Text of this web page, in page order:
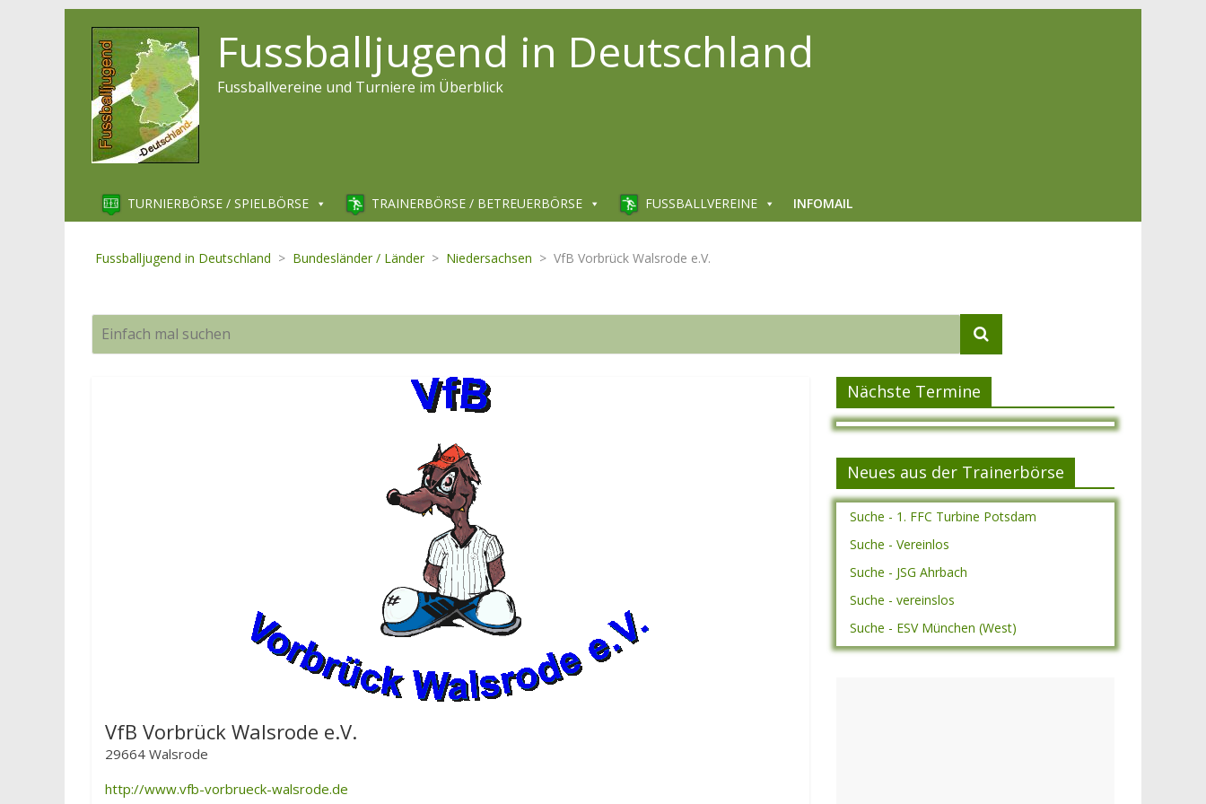
Fussballjugend in Deutschland
Fussballvereine und Turniere im Überblick
TURNIERBÖRSE / SPIELBÖRSE TRAINERBÖRSE / BETREUERBÖRSE FUSSBALLVEREINE INFOMAIL
Fussballjugend in Deutschland > Bundesländer / Länder > Niedersachsen > VfB Vorbrück Walsrode e.V.
VfB Vorbrück Walsrode e.V.
29664 Walsrode
http://www.vfb-vorbrueck-walsrode.de
Nächste Termine
Neues aus der Trainerbörse
Suche - 1. FFC Turbine Potsdam
Suche - Vereinlos
Suche - JSG Ahrbach
Suche - vereinslos
Suche - ESV München (West)